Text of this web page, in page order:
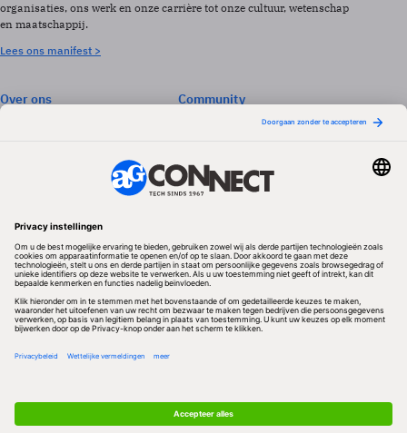
organisaties, ons werk en onze carrière tot onze cultuur, wetenschap
en maatschappij.
Lees ons manifest >
Over ons
Privacyinstellingen
Community
Events & Opleidingen
Vacatures
Whitepapers
Volg ons